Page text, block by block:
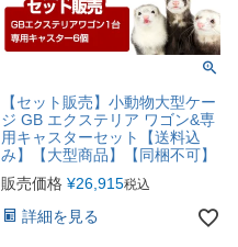
【セット販売】小動物大型ケー
ジ GB エクステリア ワゴン&専
用キャスターセット【送料込
み】【大型商品】【同梱不可】
販売価格 ¥26,915税込
詳細を見る